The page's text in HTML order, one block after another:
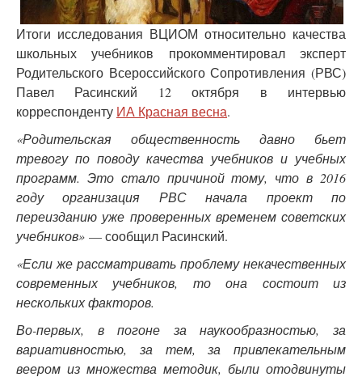
Итоги исследования ВЦИОМ относительно качества
школьных учебников прокомментировал эксперт
Родительского Всероссийского Сопротивления (РВС)
Павел Расинский 12 октября в интервью
корреспонденту ИА Красная весна.
«Родительская общественность давно бьет
тревогу по поводу качества учебников и учебных
программ. Это стало причиной тому, что в 2016
году организация РВС начала проект по
переизданию уже проверенных временем советских
учебников» — сообщил Расинский.
«Если же рассматривать проблему некачественных
современных учебников, то она состоит из
нескольких факторов.
Во-первых, в погоне за наукообразностью, за
вариативностью, за тем, за привлекательным
веером из множества методик, были отодвинуты